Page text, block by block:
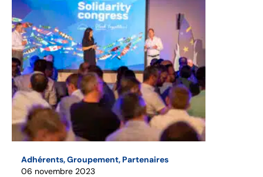
Adhérents,Groupement, Partenaires
06 novembre 2023